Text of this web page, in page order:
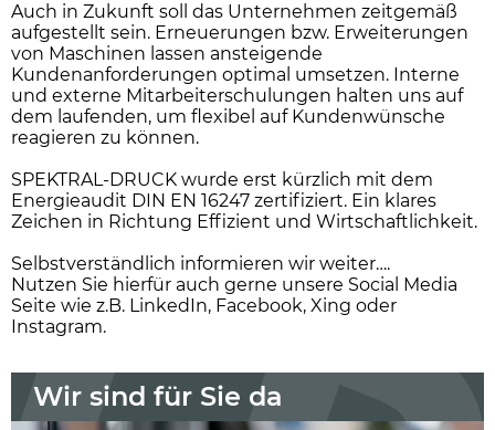
Auch in Zukunft soll das Unternehmen zeitgemäß
aufgestellt sein. Erneuerungen bzw. Erweiterungen
von Maschinen lassen ansteigende
Kundenanforderungen optimal umsetzen. Interne
und externe Mitarbeiterschulungen halten uns auf
dem laufenden, um flexibel auf Kundenwünsche
reagieren zu können.
SPEKTRAL-DRUCK wurde erst kürzlich mit dem
Energieaudit DIN EN 16247 zertifiziert. Ein klares
Zeichen in Richtung Effizient und Wirtschaftlichkeit.
Selbstverständlich informieren wir weiter….
Nutzen Sie hierfür auch gerne unsere Social Media
Seite wie z.B. LinkedIn, Facebook, Xing oder
Instagram.
Wir sind für Sie da